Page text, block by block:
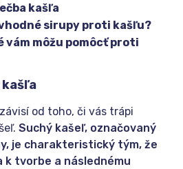
kašľa
sirupy proti kašľu?
vám môžu pomôcť proti
kašľa
závisí od toho, či vás trápi
Suchý kašeľ, označovaný
je charakteristický tým, že
k tvorbe a následnému